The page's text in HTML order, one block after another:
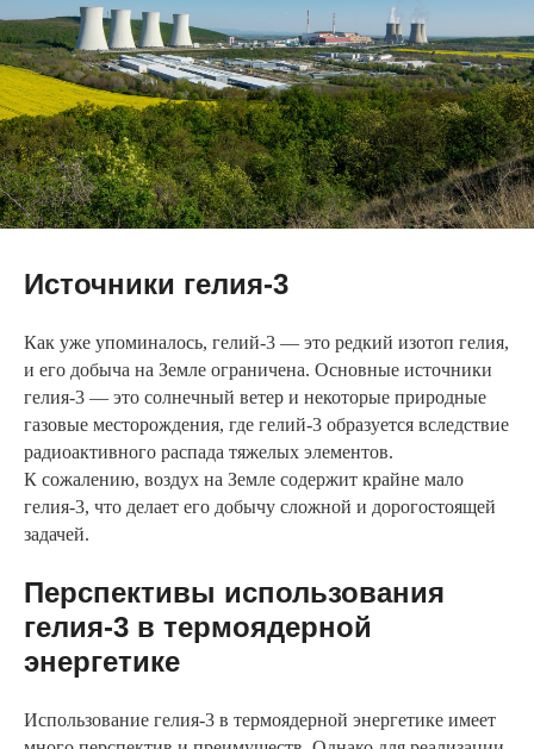
Источники гелия-3
Как уже упоминалось, гелий-3 — это редкий изотоп гелия,
и его добыча на Земле ограничена. Основные источники
гелия-3 — это солнечный ветер и некоторые природные
газовые месторождения, где гелий-3 образуется вследствие
радиоактивного распада тяжелых элементов.
К сожалению, воздух на Земле содержит крайне мало
гелия-3, что делает его добычу сложной и дорогостоящей
задачей.
Перспективы использования
гелия-3 в термоядерной
энергетике
Использование гелия-3 в термоядерной энергетике имеет